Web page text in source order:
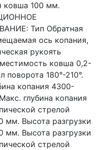
ковша 100 мм.
Тип Обратная
ось копания,
рукоять
ковша 0,2-
поворота 180°-210°.
копания 4300-
глубина копания
стрелой
мм. Высота разгрузки
мм. Высота разгрузки
стрелой